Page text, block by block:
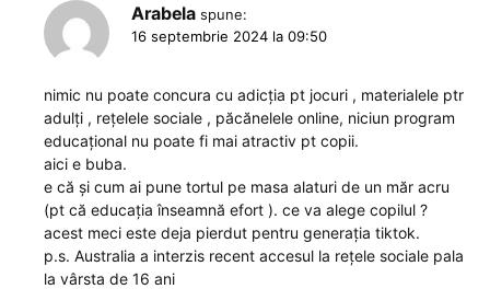
Arabela spune:
16 septembrie 2024 la 09:50
nimic nu poate concura cu adicția pt jocuri , materialele ptr
adulți , rețelele sociale , păcănelele online, niciun program
educațional nu poate fi mai atractiv pt copii.
aici e buba.
e că și cum ai pune tortul pe masa alaturi de un măr acru
(pt că educația înseamnă efort ). ce va alege copilul ?
acest meci este deja pierdut pentru generația tiktok.
p.s. Australia a interzis recent accesul la rețele sociale pala
la vârsta de 16 ani